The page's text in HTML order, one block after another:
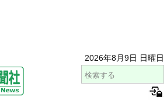
2026年8月9日 日曜日